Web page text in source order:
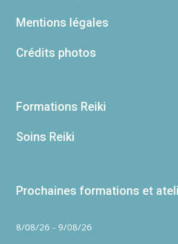
Mentions légales
Crédits photos
Formations Reiki
Soins Reiki
Prochaines formations et
8/08/26 - 9/08/26